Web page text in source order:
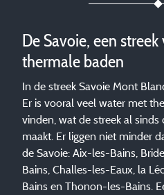
De Savoie, een
thermale baden
In de streek Savoie Mont
Er is vooral veel water met
vinden, wat de streek al
maakt. Er liggen niet minder
de Savoie: Aix-les-Bains,
Bains, Challes-les-Eaux, la
Bains en Thonon-les-Bains.